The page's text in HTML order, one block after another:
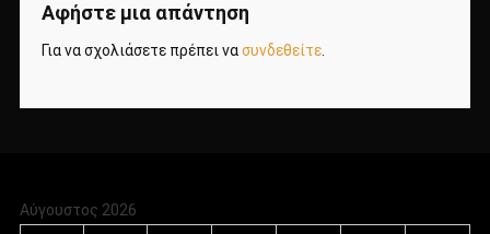
Αφήστε μια απάντηση
Για να σχολιάσετε πρέπει νασυνδεθείτε.
Αύγουστος 2026